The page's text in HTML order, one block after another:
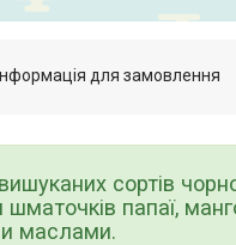
для замовлення
сортів
папаї,
маслами.